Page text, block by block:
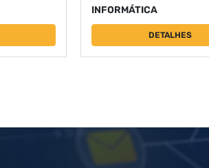
INFORMÁTICA
DETALHES